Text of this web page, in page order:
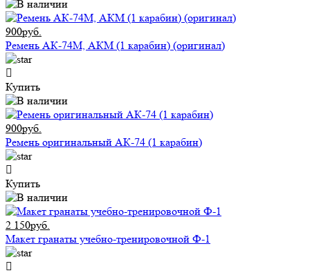
900руб.
Ремень АК-74М, АКМ (1 карабин) (оригинал)
Купить
900руб.
Ремень оригинальный АК-74 (1 карабин)
Купить
2 150руб.
Макет гранаты учебно-тренировочной Ф-1